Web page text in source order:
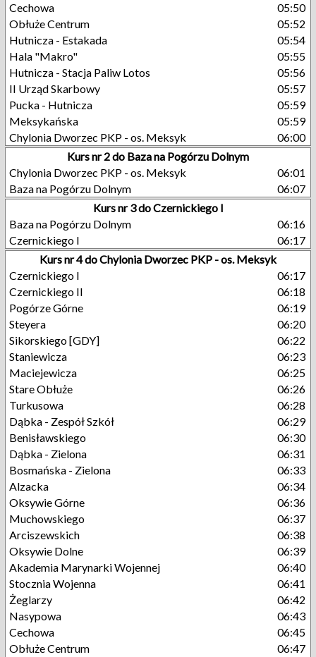
Cechowa
05:50
Obłuże Centrum
05:52
Hutnicza - Estakada
05:54
Hala "Makro"
05:55
Hutnicza - Stacja Paliw Lotos
05:56
II Urząd Skarbowy
05:57
Pucka - Hutnicza
05:59
Meksykańska
05:59
Chylonia Dworzec PKP - os. Meksyk
06:00
Kurs nr 2 do Baza na Pogórzu Dolnym
Chylonia Dworzec PKP - os. Meksyk
06:01
Baza na Pogórzu Dolnym
06:07
Kurs nr 3 do Czernickiego I
Baza na Pogórzu Dolnym
06:16
Czernickiego I
06:17
Kurs nr 4 do Chylonia Dworzec PKP - os. Meksyk
Czernickiego I
06:17
Czernickiego II
06:18
Pogórze Górne
06:19
Steyera
06:20
Sikorskiego [GDY]
06:22
Staniewicza
06:23
Maciejewicza
06:25
Stare Obłuże
06:26
Turkusowa
06:28
Dąbka - Zespół Szkół
06:29
Benisławskiego
06:30
Dąbka - Zielona
06:31
Bosmańska - Zielona
06:33
Alzacka
06:34
Oksywie Górne
06:36
Muchowskiego
06:37
Arciszewskich
06:38
Oksywie Dolne
06:39
Akademia Marynarki Wojennej
06:40
Stocznia Wojenna
06:41
Żeglarzy
06:42
Nasypowa
06:43
Cechowa
06:45
Obłuże Centrum
06:47